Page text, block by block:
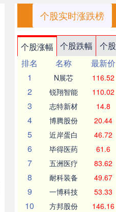
个股实时涨跌榜
个股涨幅 个股跌幅 个
排名
名称 最新价
1
N展芯 116.52
2 锐翔智能 110.02
3 志特新材 14.8
4 博腾股份 20.44
5 近岸蛋白 46.72
6 毕得医药 61.6
7 五洲医疗 83.62
8 耐科装备 49.67
9 一博科技 53.33
10 方邦股份 146.16